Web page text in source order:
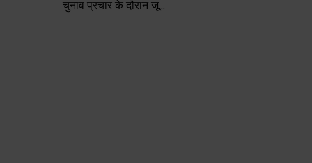
चुनाव प्रचार के दौरान जू...